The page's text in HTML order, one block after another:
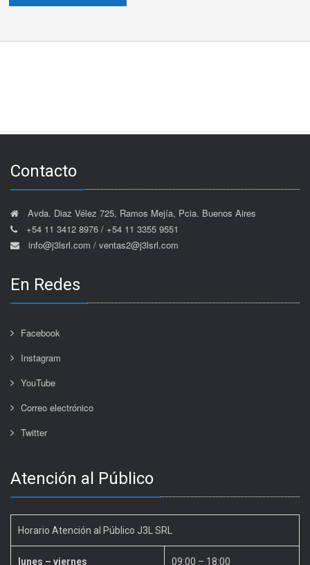
Contacto
Avda. Diaz Vélez 725, Ramos Mejía, Pcia. Buenos Aires
+54 11 3412 8976 / +54 11 3355 9551
info@j3lsrl.com / ventas2@j3lsrl.com
En Redes
Facebook
Instagram
YouTube
Correo electrónico
Twitter
Atención al Público
Horario Atención al Público J3L SRL
lunes – viernes 09:00 – 18:00